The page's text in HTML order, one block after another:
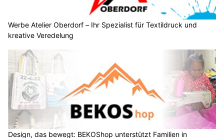
Werbe Atelier Oberdorf – Ihr Spezialist für Textildruck und
kreative Veredelung
Design, das bewegt: BEKOShop unterstützt Familien in